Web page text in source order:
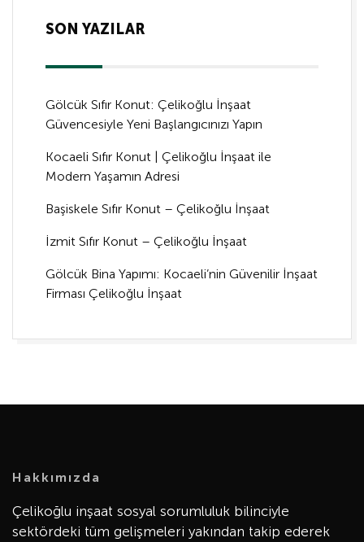
SON YAZILAR
Gölcük Sıfır Konut: Çelikoğlu İnşaat
Güvencesiyle Yeni Başlangıcınızı Yapın
Kocaeli Sıfır Konut | Çelikoğlu İnşaat ile
Modern Yaşamın Adresi
Başiskele Sıfır Konut – Çelikoğlu İnşaat
İzmit Sıfır Konut – Çelikoğlu İnşaat
Gölcük Bina Yapımı: Kocaeli’nin Güvenilir İnşaat
Firması Çelikoğlu İnşaat
Hakkımızda
Çelikoğlu inşaat sosyal sorumluluk bilinciyle
sektördeki tüm gelişmeleri yakından takip ederek